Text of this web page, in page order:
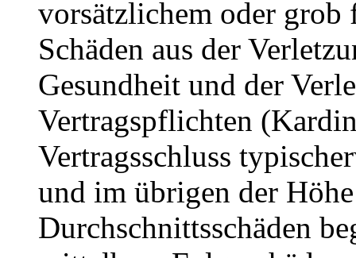
vorsätzlichem oder grob
Schäden aus der
Gesundheit und der
Vertragspflichten
Vertragsschluss
und im übrigen der
Durchschnittsschäden